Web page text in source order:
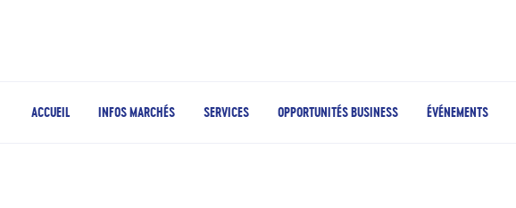
ACCUEIL INFOS MARCHÉS SERVICES OPPORTUNITÉS BUSINESS ÉVÉNEMENTS